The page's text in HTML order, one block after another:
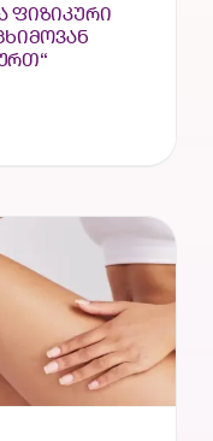
ᲤᲘᲖᲘᲙᲣᲠᲘ